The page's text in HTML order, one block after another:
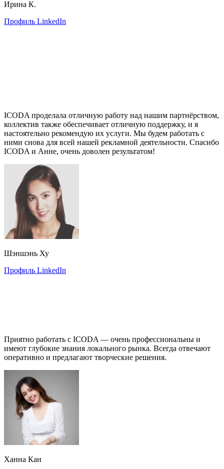
Ирина К.
Профиль LinkedIn
ICODA проделала отличную работу над нашим партнёрством,
коллектив также обеспечивает отличную поддержку, и я
настоятельно рекомендую их услуги. Мы будем работать с
ними снова для всей нашей рекламной деятельности. Спасибо
ICODA и Анне, очень доволен результатом!
Шэншэнь Ху
Профиль LinkedIn
Приятно работать с ICODA — очень профессиональны и
имеют глубокие знания локального рынка. Всегда отвечают
оперативно и предлагают творческие решения.
Ханна Кан